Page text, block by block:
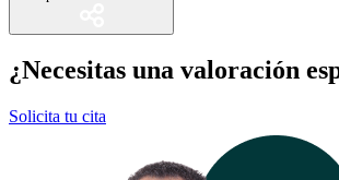
¿Necesitas una valoración
Solicita tu cita